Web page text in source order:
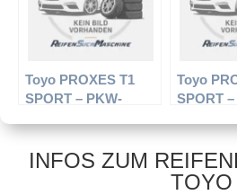
Toyo PROXES T1
SPORT – PKW-
93Y – Sommerreifen
Toyo
SPORT
96 Y –
INFOS ZUM
TOYO